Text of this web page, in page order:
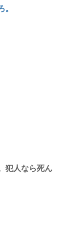
。
犯人なら死ん